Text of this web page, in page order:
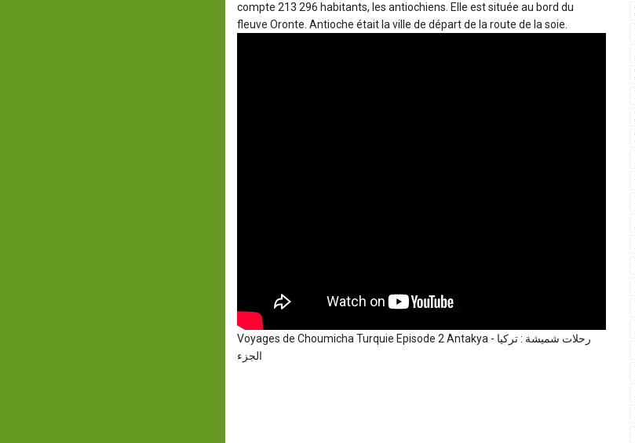
compte 213 296 habitants, les antiochiens. Elle est située au bord du
fleuve Oronte. Antioche était la ville de départ de la route de la soie.
Voyages de Choumicha Turquie Episode 2 Antakya رحلات شميشة : تركيا -
الجزء